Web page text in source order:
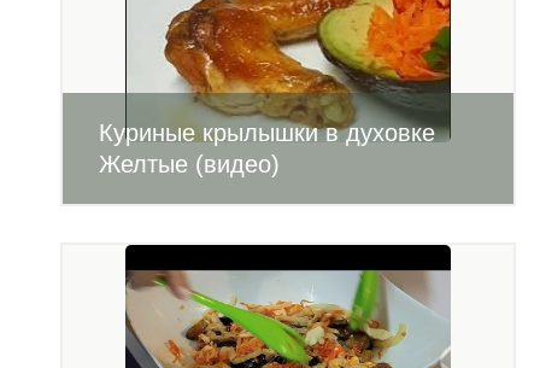
Куриные крылышки в духовке
Желтые (видео)